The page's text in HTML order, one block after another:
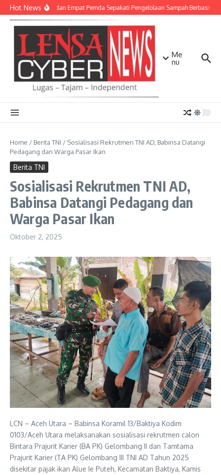
Lewati ke konten
Hot NewsTNI AD dan Empat Pemda Sepakati Pengelolaan Sampah Berbasis
Me
nu
Home / Berita TNI / Sosialisasi Rekrutmen TNI AD, Babinsa Datangi
Pedagang dan Warga Pasar Ikan
Berita TNI
Sosialisasi Rekrutmen TNI AD,
Babinsa Datangi Pedagang dan
Warga Pasar Ikan
Oktober 2, 2025
LCN – Aceh Utara – Babinsa Koramil 13/Baktiya Kodim
0103/Aceh Utara melaksanakan sosialisasi rekrutmen calon
Bintara Prajurit Karier (BA PK) Gelombang II dan Tamtama
Prajurit Karier (TA PK) Gelombang III TNI AD Tahun 2025
disekitar pajak ikan Alue Ie Puteh, Kecamatan Baktiya, Kamis